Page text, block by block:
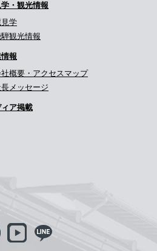
・観光情報
学
観光情報
報
概要・アクセスマップ
メッセージ
ィア掲載